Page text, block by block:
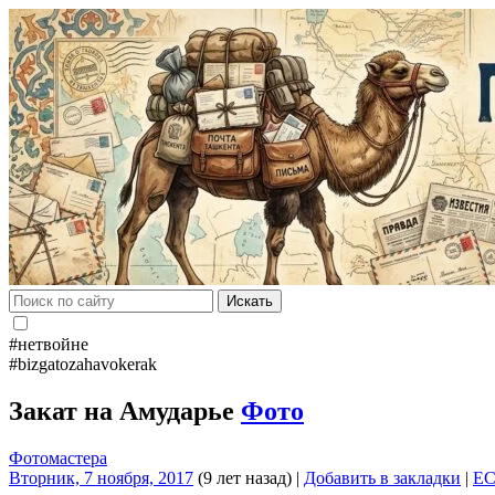
Искать
#нетвойне
#bizgatozahavokerak
Закат на Амударье Фото
Фотомастера
Вторник, 7 ноября, 2017 (9 лет назад) | Добавить в закладки | EC